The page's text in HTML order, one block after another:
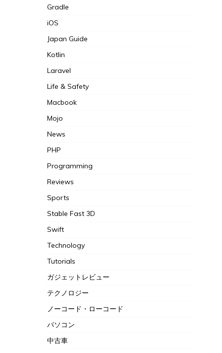
Gradle
iOS
Japan Guide
Kotlin
Laravel
Life & Safety
Macbook
Mojo
News
PHP
Programming
Reviews
Sports
Stable Fast 3D
Swift
Technology
Tutorials
ガジェットレビュー
テクノロジー
ノーコード・ローコード
パソコン
中古車